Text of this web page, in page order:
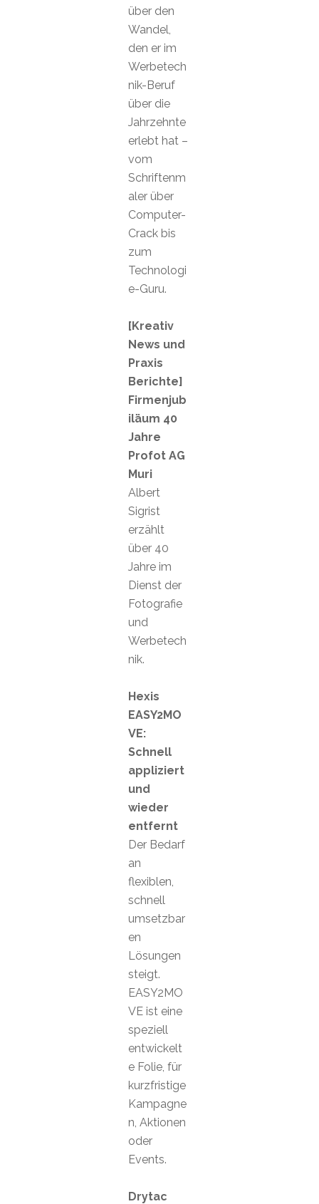
über den
Wandel,
den er im
Werbetech
nik-Beruf
über die
Jahrzehnte
erlebt hat –
vom
Schriftenm
aler über
Computer-
Crack bis
zum
Technologi
e-Guru.
[Kreativ
News und
Praxis
Berichte]
Firmenjub
iläum 40
Jahre
Profot AG
Muri
Albert
Sigrist
erzählt
über 40
Jahre im
Dienst der
Fotografie
und
Werbetech
nik.
Hexis
EASY2MO
VE:
Schnell
appliziert
und
wieder
entfernt
Der Bedarf
an
flexiblen,
schnell
umsetzbar
en
Lösungen
steigt.
EASY2MO
VE ist eine
speziell
entwickelt
e Folie, für
kurzfristige
Kampagne
n, Aktionen
oder
Events.
Drytac